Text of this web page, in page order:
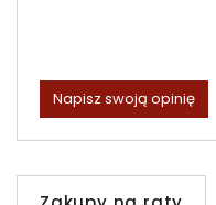
Napisz swoją opinię